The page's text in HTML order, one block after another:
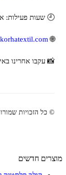
🕘 שעות פעילות: א׳–ה׳ 08:30–17:30 | ו׳
🌐
📸 עקבו אחרינו
© כל הזכויות
מוצרים חדשים